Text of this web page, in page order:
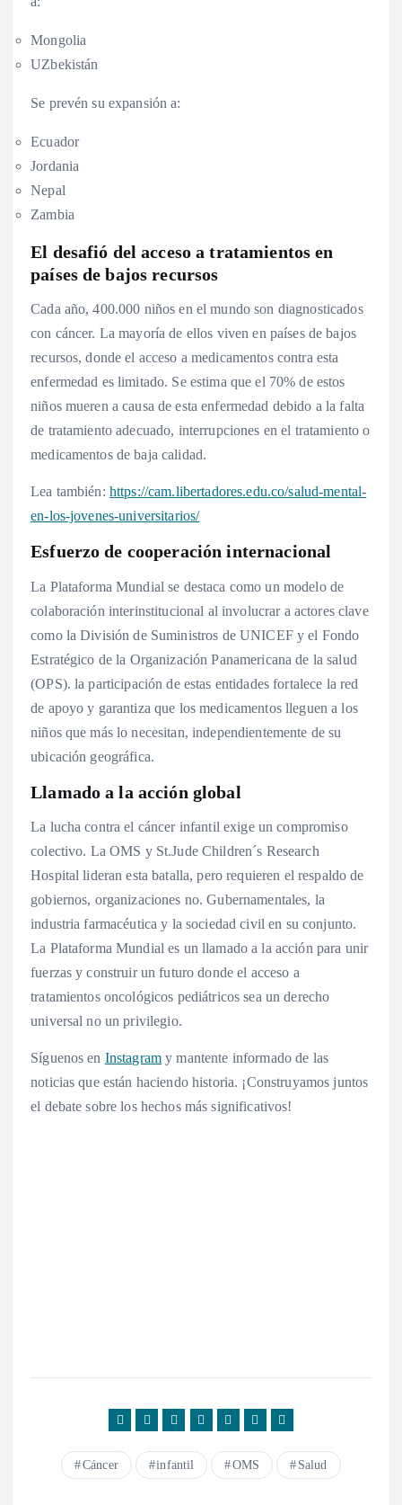
Mongolia
UZbekistán
Se prevén su expansión a:
Ecuador
Jordania
Nepal
Zambia
El desafió del acceso a tratamientos en
países de bajos recursos
Cada año, 400.000 niños en el mundo son diagnosticados
con cáncer. La mayoría de ellos viven en países de bajos
recursos, donde el acceso a medicamentos contra esta
enfermedad es limitado. Se estima que el 70% de estos
niños mueren a causa de esta enfermedad debido a la falta
de tratamiento adecuado, interrupciones en el tratamiento o
medicamentos de baja calidad.
Lea también: https://cam.libertadores.edu.co/salud-mental-
en-los-jovenes-universitarios/
Esfuerzo de cooperación internacional
La Plataforma Mundial se destaca como un modelo de
colaboración interinstitucional al involucrar a actores clave
como la División de Suministros de UNICEF y el Fondo
Estratégico de la Organización Panamericana de la salud
(OPS). la participación de estas entidades fortalece la red
de apoyo y garantiza que los medicamentos lleguen a los
niños que más lo necesitan, independientemente de su
ubicación geográfica.
Llamado a la acción global
La lucha contra el cáncer infantil exige un compromiso
colectivo. La OMS y St.Jude Children´s Research
Hospital lideran esta batalla, pero requieren el respaldo de
gobiernos, organizaciones no. Gubernamentales, la
industria farmacéutica y la sociedad civil en su conjunto.
La Plataforma Mundial es un llamado a la acción para unir
fuerzas y construir un futuro donde el acceso a
tratamientos oncológicos pediátricos sea un derecho
universal no un privilegio.
Síguenos en Instagram y mantente informado de las
noticias que están haciendo historia. ¡Construyamos juntos
el debate sobre los hechos más significativos!
Cáncer infantil OMS Salud